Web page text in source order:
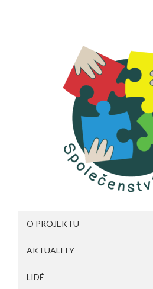
O PROJEKTU
AKTUALITY
LIDÉ